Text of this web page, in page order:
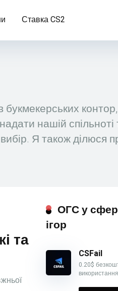
Ставка CS2
контор,
нашій спільноті
Я також ділюся
та
ОГС у
ігор
CSFail
0.20$